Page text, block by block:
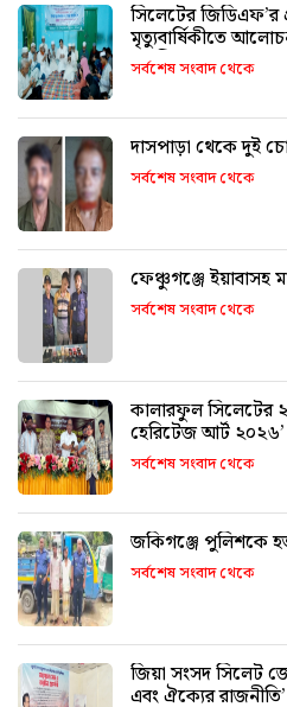
সিলেটের জিডিএফ’র
মৃত্যুবার্ষিকীতে
অনুষ্ঠিত
সর্বশেষ সংবাদ থেকে
দাসপাড়া থেকে দুই
সর্বশেষ সংবাদ থেকে
ফেঞ্চুগঞ্জে ইয়াবাসহ
সর্বশেষ সংবাদ থেকে
কালারফুল সিলেটের
হেরিটেজ আর্ট
সর্বশেষ সংবাদ থেকে
জকিগঞ্জে পুলিশকে
সর্বশেষ সংবাদ থেকে
জিয়া সংসদ সিলেট
এবং ঐক্যের